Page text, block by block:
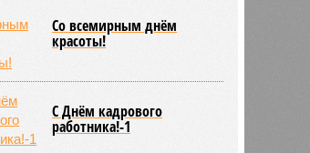
Со всемирным днём
красоты!
С Днём кадрового
работника!-1